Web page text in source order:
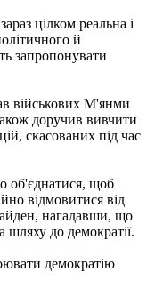
цілком реальна і
й
запропонувати
військових М'янми
доручив вивчити
скасованих під час
об'єднатися, щоб
відмовитися від
нагадавши, що
шляху до демократії.
демократію